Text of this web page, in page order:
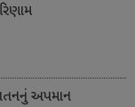
અપમાન